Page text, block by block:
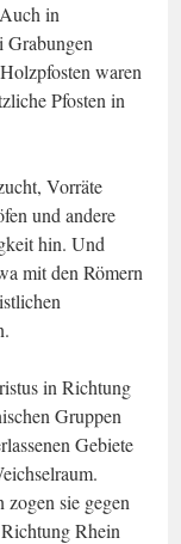
in
Grabungen
waren
Pfosten in
Vorräte
und andere
hin. Und
mit den Römern
in Richtung
Gruppen
Gebiete
zogen sie gegen
Rhein